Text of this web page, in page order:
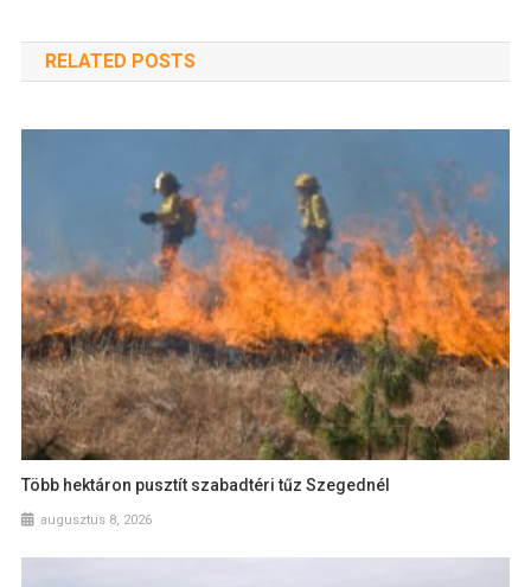
RELATED POSTS
Több hektáron pusztít szabadtéri tűz Szegednél
augusztus 8, 2026